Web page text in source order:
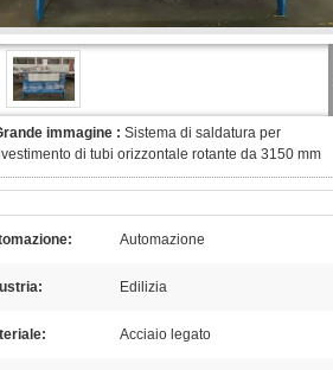
immagine : Sistema di saldatura per
di tubi orizzontale rotante da 3150 mm
Automazione
Edilizia
Acciaio legato